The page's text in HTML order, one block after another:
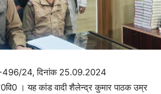
496/24, दिनांक 25.09.2024
। यह कांड वादी शैलेन्द्र कुमार पाठक उम्र